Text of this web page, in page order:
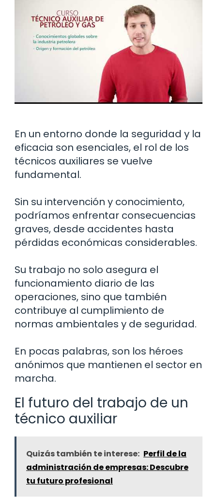
En un entorno donde la seguridad y la
eficacia son esenciales, el rol de los
técnicos auxiliares se vuelve
fundamental.
Sin su intervención y conocimiento,
podríamos enfrentar consecuencias
graves, desde accidentes hasta
pérdidas económicas considerables.
Su trabajo no solo asegura el
funcionamiento diario de las
operaciones, sino que también
contribuye al cumplimiento de
normas ambientales y de seguridad.
En pocas palabras, son los héroes
anónimos que mantienen el sector en
marcha.
El futuro del trabajo de un
técnico auxiliar
Quizás también te interese: Perfil de la
administración de empresas: Descubre
tu futuro profesional